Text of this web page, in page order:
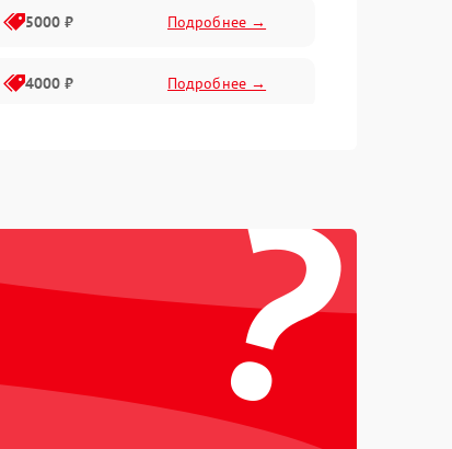
5000 ₽ Подробнее →
4000 ₽ Подробнее →
?